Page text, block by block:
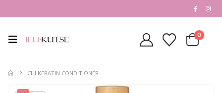
0
CHI KERATIN CONDITIONER